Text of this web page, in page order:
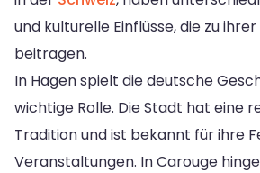
und kulturelle Einflüsse, die zu
beitragen.
In Hagen spielt die deutsche
wichtige Rolle. Die Stadt hat eine
Tradition und ist bekannt für ihre
Veranstaltungen. In Carouge